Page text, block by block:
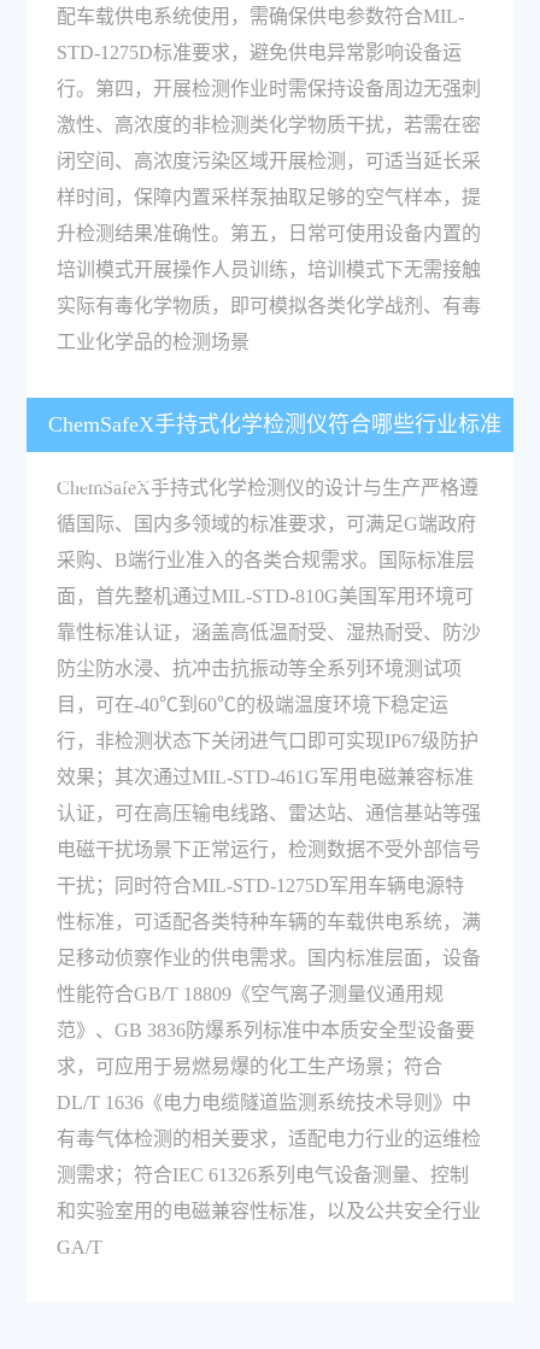
配车载供电系统使用，需确保供电参数符合MIL-
STD-1275D标准要求，避免供电异常影响设备运
行。第四，开展检测作业时需保持设备周边无强刺
激性、高浓度的非检测类化学物质干扰，若需在密
闭空间、高浓度污染区域开展检测，可适当延长采
样时间，保障内置采样泵抽取足够的空气样本，提
升检测结果准确性。第五，日常可使用设备内置的
培训模式开展操作人员训练，培训模式下无需接触
实际有毒化学物质，即可模拟各类化学战剂、有毒
工业化学品的检测场景
ChemSafeX手持式化学检测仪符合哪些行业标准
与合规要求？
ChemSafeX手持式化学检测仪的设计与生产严格遵
循国际、国内多领域的标准要求，可满足G端政府
采购、B端行业准入的各类合规需求。国际标准层
面，首先整机通过MIL-STD-810G美国军用环境可
靠性标准认证，涵盖高低温耐受、湿热耐受、防沙
防尘防水浸、抗冲击抗振动等全系列环境测试项
目，可在-40℃到60℃的极端温度环境下稳定运
行，非检测状态下关闭进气口即可实现IP67级防护
效果；其次通过MIL-STD-461G军用电磁兼容标准
认证，可在高压输电线路、雷达站、通信基站等强
电磁干扰场景下正常运行，检测数据不受外部信号
干扰；同时符合MIL-STD-1275D军用车辆电源特
性标准，可适配各类特种车辆的车载供电系统，满
足移动侦察作业的供电需求。国内标准层面，设备
性能符合GB/T 18809《空气离子测量仪通用规
范》、GB 3836防爆系列标准中本质安全型设备要
求，可应用于易燃易爆的化工生产场景；符合
DL/T 1636《电力电缆隧道监测系统技术导则》中
有毒气体检测的相关要求，适配电力行业的运维检
测需求；符合IEC 61326系列电气设备测量、控制
和实验室用的电磁兼容性标准，以及公共安全行业
GA/T